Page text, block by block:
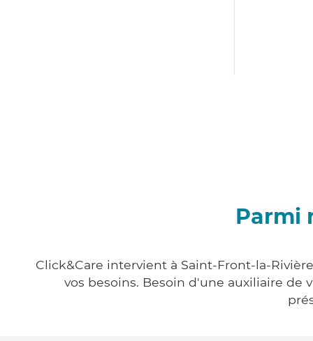
Parmi
Click&Care intervient à Saint-Front-la-
vos besoins. Besoin d'une auxiliaire